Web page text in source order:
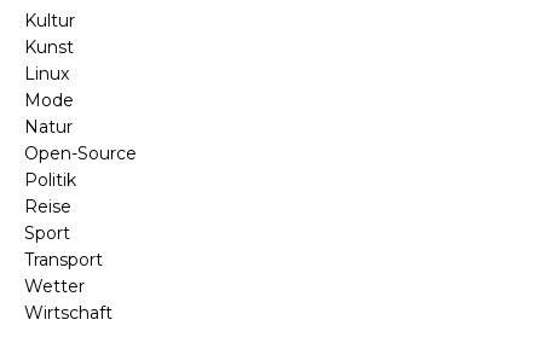
Kultur
Kunst
Linux
Mode
Natur
Open-Source
Politik
Reise
Sport
Transport
Wetter
Wirtschaft